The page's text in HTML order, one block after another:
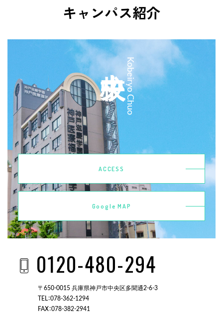
キャンパス紹介
Kobeiryo Chuo
ACCESS
Google MAP
0120-480-294
〒650-0015 兵庫県神戸市中央区多聞通2-6-3
TEL：078-362-1294
FAX：078-382-2941